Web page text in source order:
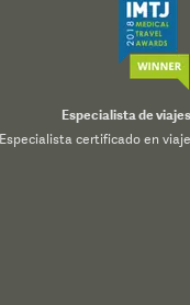
Especialista de
Especialista certificado en